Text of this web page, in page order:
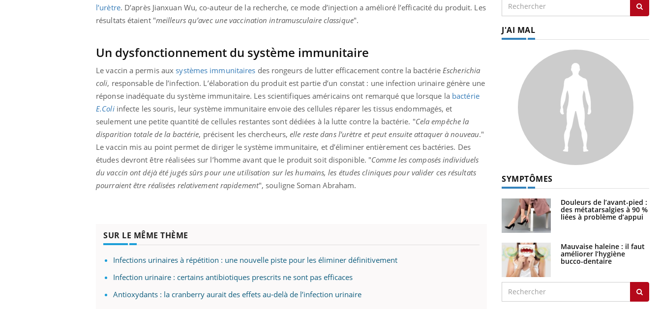
l’urètre. D’après Jianxuan Wu, co-auteur de la recherche, ce mode d’injection a amélioré l’efficacité du produit. Les
résultats étaient "meilleurs qu’avec une vaccination intramusculaire classique".
Un dysfonctionnement du système immunitaire
Le vaccin a permis aux systèmes immunitaires des rongeurs de lutter efficacement contre la bactérie Escherichia
coli, responsable de l’infection. L’élaboration du produit est partie d’un constat : une infection urinaire génère une
réponse inadéquate du système immunitaire. Les scientifiques américains ont remarqué que lorsque la bactérie
E.Coliinfecte les souris, leur système immunitaire envoie des cellules réparer les tissus endommagés, et
seulement une petite quantité de cellules restantes sont dédiées à la lutte contre la bactérie. "Cela empêche la
disparition totale de la bactérie, précisent les chercheurs,elle reste dans l’urètre et peut ensuite attaquer à nouveau."
Le vaccin mis au point permet de diriger le système immunitaire, et d’éliminer entièrement ces bactéries. Des
études devront être réalisées sur l’homme avant que le produit soit disponible. "Comme les composés individuels
du vaccin ont déjà été jugés sûrs pour une utilisation sur les humains, les études cliniques pour valider ces résultats
pourraient être réalisées relativement rapidement", souligne Soman Abraham.
SUR LE MÊME THÈME
Infections urinaires à répétition : une nouvelle piste pour les éliminer définitivement
Infection urinaire : certains antibiotiques prescrits ne sont pas efficaces
Antioxydants : la cranberry aurait des effets au-delà de l’infection urinaire
J'AI MAL
SYMPTÔMES
Douleurs de l’avant-pied :
des métatarsalgies à 90 %
liées à problème d’appui
Mauvaise haleine : il faut
améliorer l’hygiène
bucco-dentaire